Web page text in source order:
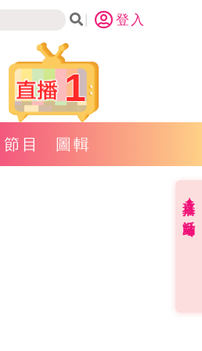
登入
1
節目 圖輯
直播✦活動